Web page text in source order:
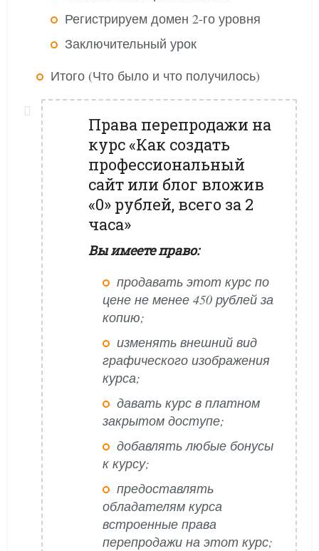
Регистрируем домен 2-го уровня
Заключительный урок
Итого (Что было и что получилось)
Права перепродажи на
курс «Как создать
профессиональный
сайт или блог вложив
«0» рублей, всего за 2
часа»
Вы имеете право:
продавать этот курс по
цене не менее 450 рублей за
копию;
изменять внешний вид
графического изображения
курса;
давать курс в платном
закрытом доступе;
добавлять любые бонусы
к курсу;
предоставлять
обладателям курса
встроенные права
перепродажи на этот курс;